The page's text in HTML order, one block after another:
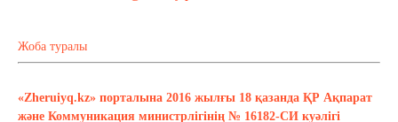
Жоба туралы
«Zheruiyq.kz» порталына 2016 жылғы 18 қазанда ҚР Ақпарат
және Коммуникация министрлігінің № 16182-СИ куәлігі